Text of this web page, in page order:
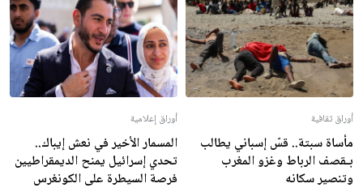
أوراق ثقافية
مأساة سبتة.. قسّ إسباني يطالب
بـقصف الرباط وغزو المغرب
وتنصير سكانه
أوراق إعلامية
المسمار الأخير في نعش إيباك..
تحدي إسرائيل يمنح الديمقراطيين
فرصة السيطرة على الكونغرس